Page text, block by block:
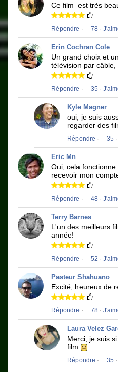
Ce film est très
Répondre · 78 ·
Erin Cochran Cole
Un grand choix et
télévision par câble,
Répondre · 35 ·
Kyle Magner
oui, je suis
regarder des
Répondre · 35 ·
Eric Mn
Oui, cela fonctionne
recevoir mon
Répondre · 48 ·
Terry Barnes
L'un des meilleurs
année!
Répondre · 52 ·
Pasteur Shahuano
Excité, heureux de
Répondre · 78 ·
Laura Velez
Merci, je suis
film
Répondre · 35 ·